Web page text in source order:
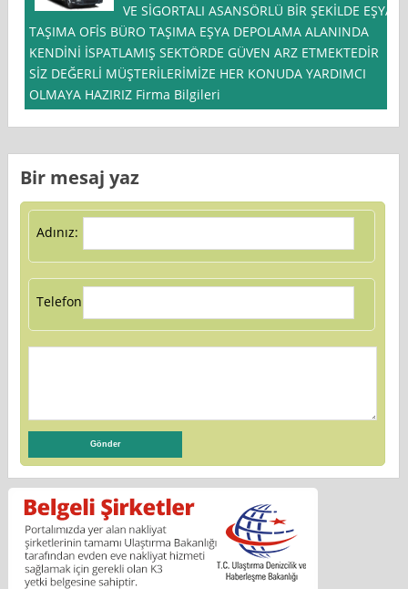
VE SİGORTALI ASANSÖRLÜ BİR ŞEKİLDE EŞYA
TAŞIMA OFİS BÜRO TAŞIMA EŞYA DEPOLAMA ALANINDA
KENDİNİ İSPATLAMIŞ SEKTÖRDE GÜVEN ARZ ETMEKTEDİR
SİZ DEĞERLİ MÜŞTERİLERİMİZE HER KONUDA YARDIMCI
OLMAYA HAZIRIZ Firma Bilgileri
Bir mesaj yaz
Adınız:
Telefon: